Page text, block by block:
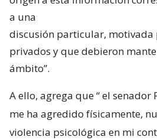
a una
discusión particular, motivada
privados y que debieron
ámbito”.
A ello, agrega que “el senador
me ha agredido físicamente,
violencia psicológica en mi